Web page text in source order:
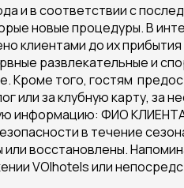
и в соответствии с
новые процедуры. В
клиентами до их
развлекательные и
Кроме того, гостям
за клубную карту, за
информацию: ФИО
в течение
восстановлены.
VOIhotels или